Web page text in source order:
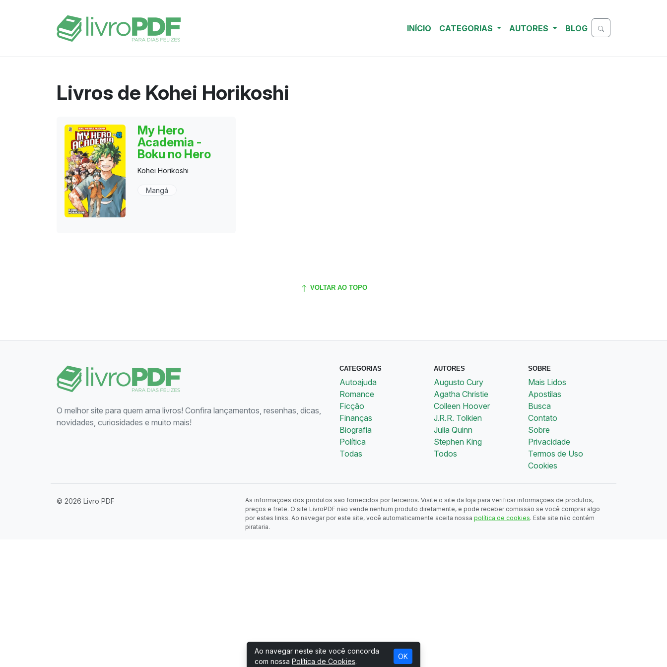
INÍCIO CATEGORIAS AUTORES BLOG
Livros de Kohei Horikoshi
My Hero
Academia -
Boku no Hero
Kohei Horikoshi
Mangá
VOLTAR AO TOPO
O melhor site para quem ama livros! Confira lançamentos, resenhas, dicas,
novidades, curiosidades e muito mais!
CATEGORIAS
Autoajuda
Romance
Ficção
Finanças
Biografia
Política
Todas
AUTORES
Augusto Cury
Agatha Christie
Colleen Hoover
J.R.R. Tolkien
Julia Quinn
Stephen King
Todos
SOBRE
Mais Lidos
Apostilas
Busca
Contato
Sobre
Privacidade
Termos de Uso
Cookies
© 2026 Livro PDF
As informações dos produtos são fornecidos por terceiros. Visite o site da loja para verificar informações de produtos,
preços e frete. O site LivroPDF não vende nenhum produto diretamente, e pode receber comissão se você comprar algo
por estes links. Ao navegar por este site, você automaticamente aceita nossa política de cookies. Este site não contém
pirataria.
Ao navegar neste site você concorda
com nossa Política de Cookies.
OK